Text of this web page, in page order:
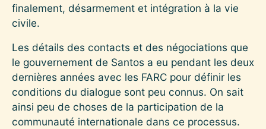
finalement, désarmement et intégration à la vie
civile.
Les détails des contacts et des négociations que
le gouvernement de Santos a eu pendant les deux
dernières années avec les FARC pour définir les
conditions du dialogue sont peu connus. On sait
ainsi peu de choses de la participation de la
communauté internationale dans ce processus.